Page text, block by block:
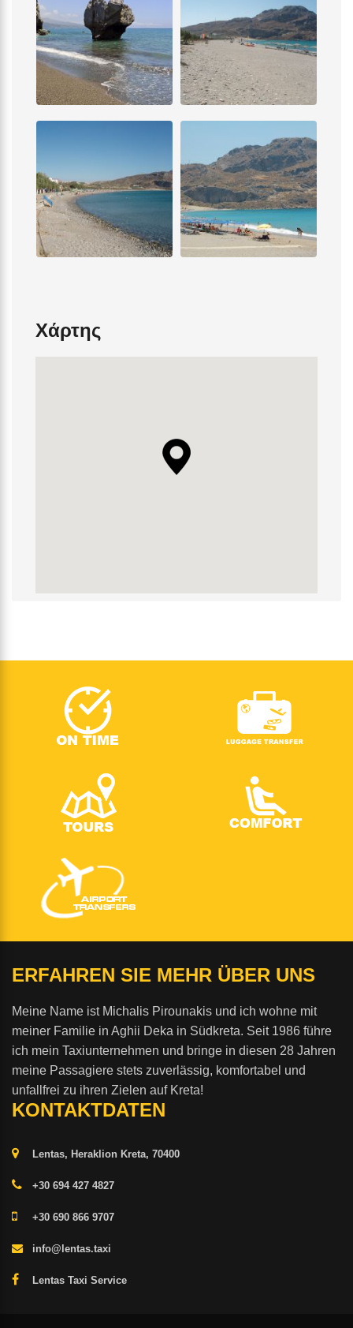
Χάρτης
ERFAHREN SIE MEHR ÜBER UNS
Meine Name ist Michalis Pirounakis und ich wohne mit
meiner Familie in Aghii Deka in Südkreta. Seit 1986 führe
ich mein Taxiunternehmen und bringe in diesen 28 Jahren
meine Passagiere stets zuverlässig, komfortabel und
unfallfrei zu ihren Zielen auf Kreta!
KONTAKTDATEN
Lentas, Heraklion Kreta, 70400
+30 694 427 4827
+30 690 866 9707
info@lentas.taxi
Lentas Taxi Service